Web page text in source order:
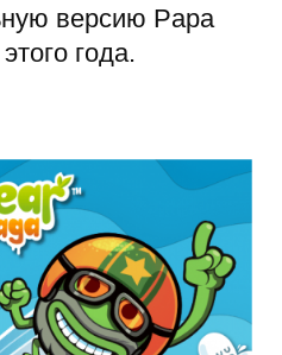
версию Papa
года.